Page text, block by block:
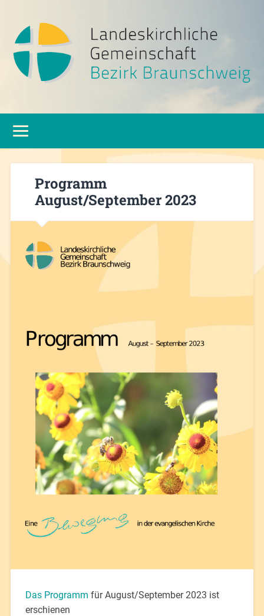
Programm
August/September 2023
Das Programm für August/September 2023 ist
erschienen